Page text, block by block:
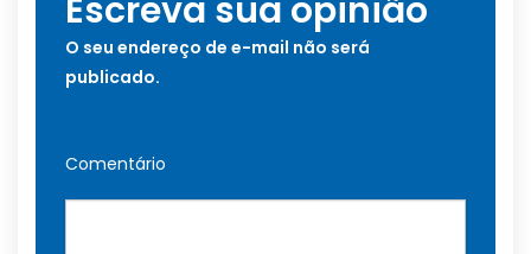
Escreva sua opinião
O seu endereço de e-mail não será
publicado.
Comentário